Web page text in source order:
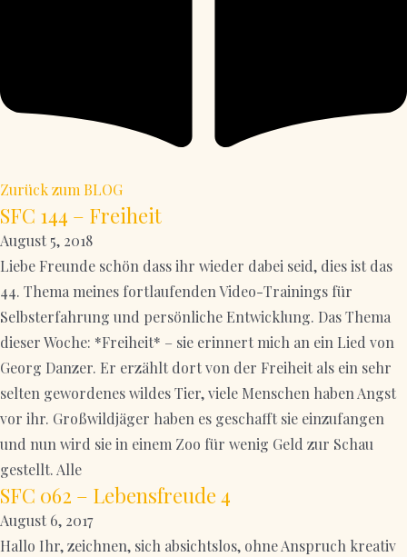
Zurück zum BLOG
SFC 144 – Freiheit
August 5, 2018
Liebe Freunde schön dass ihr wieder dabei seid, dies ist das
44. Thema meines fortlaufenden Video-Trainings für
Selbsterfahrung und persönliche Entwicklung. Das Thema
dieser Woche: *Freiheit* – sie erinnert mich an ein Lied von
Georg Danzer. Er erzählt dort von der Freiheit als ein sehr
selten gewordenes wildes Tier, viele Menschen haben Angst
vor ihr. Großwildjäger haben es geschafft sie einzufangen
und nun wird sie in einem Zoo für wenig Geld zur Schau
gestellt. Alle
SFC 062 – Lebensfreude 4
August 6, 2017
Hallo Ihr, zeichnen, sich absichtslos, ohne Anspruch kreativ